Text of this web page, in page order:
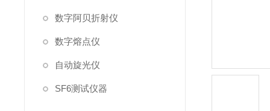
数字阿贝折射仪
数字熔点仪
自动旋光仪
SF6测试仪器